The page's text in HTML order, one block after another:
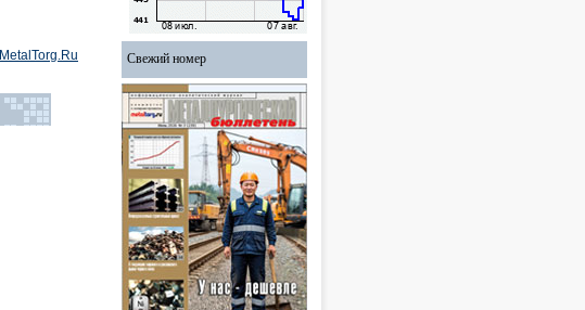
MetalTorg.Ru Свежий номер